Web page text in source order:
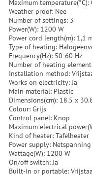
Maximum temperature(°C):
Weather proof: Nee
Number of settings: 3
Power(W): 1200 W
Power cord length(m): 1,1
Type of heating:
Frequency(Hz): 50-60 Hz
Number of heating
Installation method:
Works on electricity: Ja
Main material: Plastic
Dimensions(cm): 18.5 x
Colour: Grijs
Control panel: Knop
Maximum electrical
Kind of heater: Tafelheater
Power supply: Netspanning
Wattage(W): 1200 W
On/off switch: Ja
Built-in or portable: